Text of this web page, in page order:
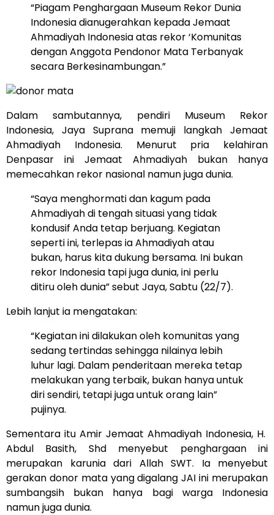
“Piagam Penghargaan Museum Rekor Dunia
Indonesia dianugerahkan kepada Jemaat
Ahmadiyah Indonesia atas rekor ‘Komunitas
dengan Anggota Pendonor Mata Terbanyak
secara Berkesinambungan.”
Dalam sambutannya, pendiri Museum Rekor
Indonesia, Jaya Suprana memuji langkah Jemaat
Ahmadiyah Indonesia. Menurut pria kelahiran
Denpasar ini Jemaat Ahmadiyah bukan hanya
memecahkan rekor nasional namun juga dunia.
“Saya menghormati dan kagum pada
Ahmadiyah di tengah situasi yang tidak
kondusif Anda tetap berjuang. Kegiatan
seperti ini, terlepas ia Ahmadiyah atau
bukan, harus kita dukung bersama. Ini bukan
rekor Indonesia tapi juga dunia, ini perlu
ditiru oleh dunia” sebut Jaya, Sabtu (22/7).
Lebih lanjut ia mengatakan:
“Kegiatan ini dilakukan oleh komunitas yang
sedang tertindas sehingga nilainya lebih
luhur lagi. Dalam penderitaan mereka tetap
melakukan yang terbaik, bukan hanya untuk
diri sendiri, tetapi juga untuk orang lain”
pujinya.
Sementara itu Amir Jemaat Ahmadiyah Indonesia, H.
Abdul Basith, Shd menyebut penghargaan ini
merupakan karunia dari Allah SWT. Ia menyebut
gerakan donor mata yang digalang JAI ini merupakan
sumbangsih bukan hanya bagi warga Indonesia
namun juga dunia.